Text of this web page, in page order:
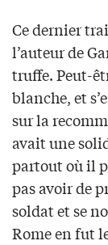
Ce dernier
l’auteur de
truffe. Peut-
blanche, et
sur la
avait une
partout où il
pas avoir de
soldat et se
Rome en fut